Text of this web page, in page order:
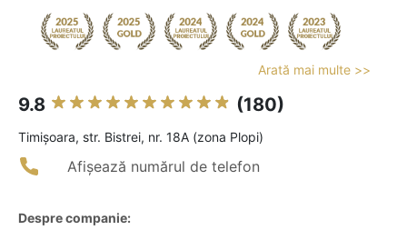
Arată mai multe >>
9.8 (180)
Timişoara, str. Bistrei, nr. 18A (zona Plopi)
Afișează numărul de telefon
Despre companie: